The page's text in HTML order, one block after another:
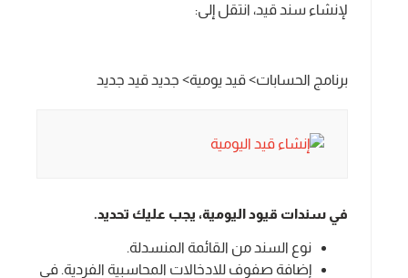
لإنشاء سند قيد، انتقل إلى:
برنامج الحسابات> قيد يومية> جديد قيد جديد
في سندات قيود اليومية، يجب عليك تحديد.
نوع السند من القائمة المنسدلة.
إضافة صفوف للادخالات المحاسبية الفردية. في